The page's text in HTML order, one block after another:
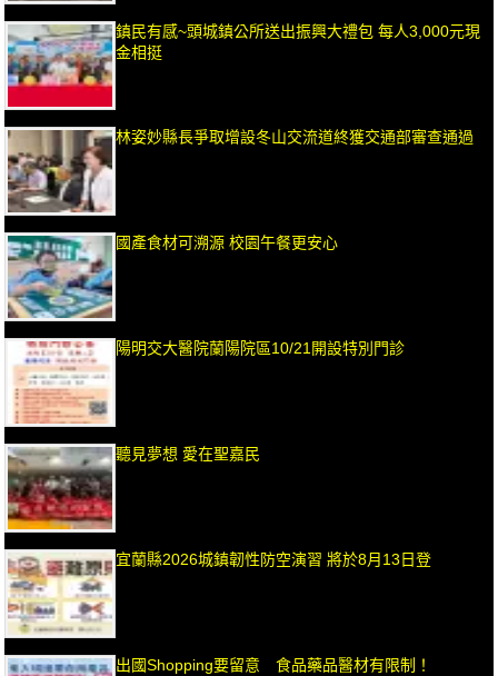
鎮民有感~頭城鎮公所送出振興大禮包 每人3,000元現
金相挺
林姿妙縣長爭取增設冬山交流道終獲交通部審查通過
國產食材可溯源 校園午餐更安心
陽明交大醫院蘭陽院區10/21開設特別門診
聽見夢想 愛在聖嘉民
宜蘭縣2026城鎮韌性防空演習 將於8月13日登
出國Shopping要留意 食品藥品醫材有限制！